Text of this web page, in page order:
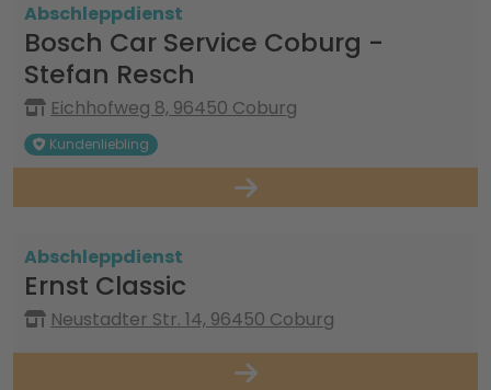
Abschleppdienst
Bosch Car Service Coburg -
Stefan Resch
Eichhofweg 8, 96450 Coburg
Kundenliebling
Abschleppdienst
Ernst Classic
Neustadter Str. 14, 96450 Coburg